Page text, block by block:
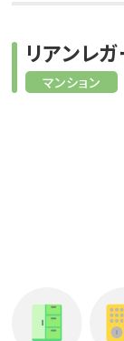
マンション
リアンレ